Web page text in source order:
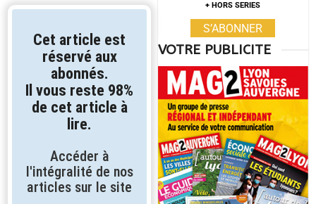
Cet article est
réservé aux
abonnés.
Il vous reste 98%
de cet article à
lire.
Accéder à
l'intégralité de nos
articles sur le site
+ HORS SERIES
S’ABONNER
VOTRE PUBLICITE